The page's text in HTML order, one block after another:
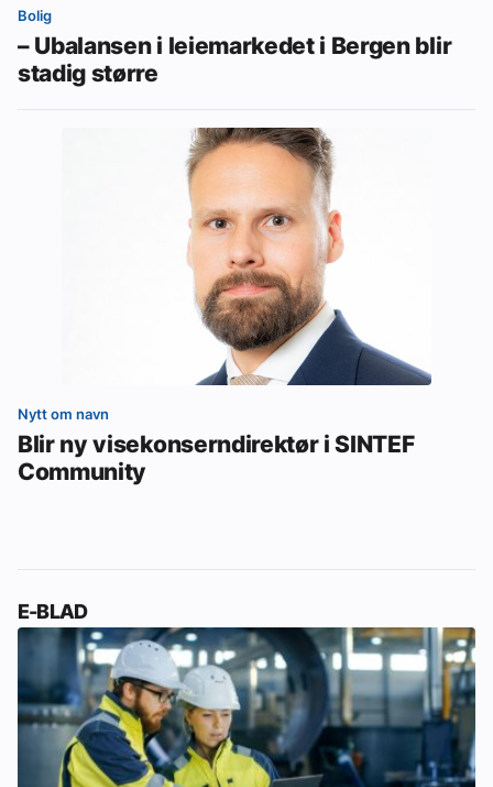
Bolig
– Ubalansen i leiemarkedet i Bergen blir
stadig større
Nytt om navn
Blir ny visekonserndirektør i SINTEF
Community
E-BLAD